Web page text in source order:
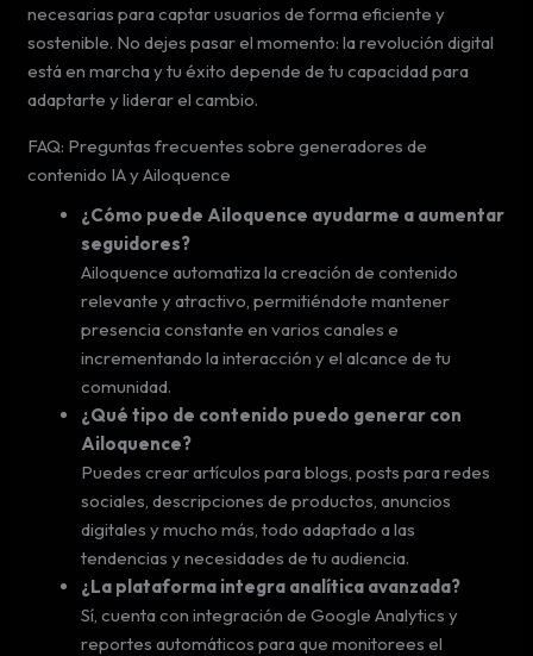
necesarias para captar usuarios de forma eficiente y
sostenible. No dejes pasar el momento: la revolución digital
está en marcha y tu éxito depende de tu capacidad para
adaptarte y liderar el cambio.
FAQ: Preguntas frecuentes sobre generadores de
contenido IA y Ailoquence
¿Cómo puede Ailoquence ayudarme a aumentar
seguidores?
Ailoquence automatiza la creación de contenido
relevante y atractivo, permitiéndote mantener
presencia constante en varios canales e
incrementando la interacción y el alcance de tu
comunidad.
¿Qué tipo de contenido puedo generar con
Ailoquence?
Puedes crear artículos para blogs, posts para redes
sociales, descripciones de productos, anuncios
digitales y mucho más, todo adaptado a las
tendencias y necesidades de tu audiencia.
¿La plataforma integra analítica avanzada?
Sí, cuenta con integración de Google Analytics y
reportes automáticos para que monitorees el